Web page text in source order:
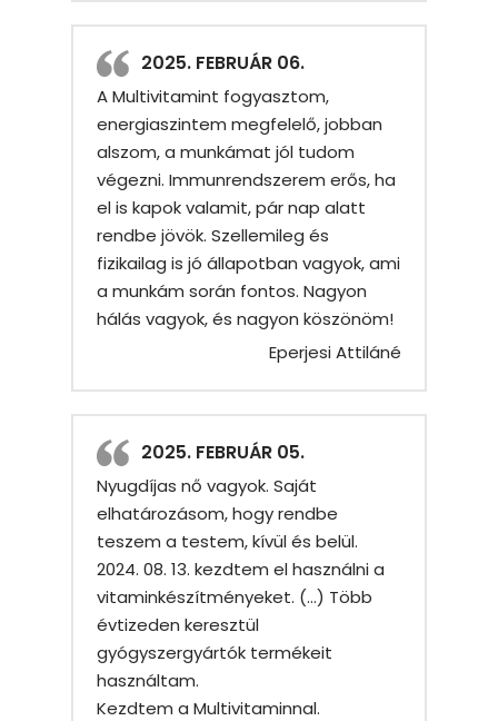
2025. FEBRUÁR 06.
A Multivitamint fogyasztom,
energiaszintem megfelelő, jobban
alszom, a munkámat jól tudom
végezni. Immunrendszerem erős, ha
el is kapok valamit, pár nap alatt
rendbe jövök. Szellemileg és
fizikailag is jó állapotban vagyok, ami
a munkám során fontos. Nagyon
hálás vagyok, és nagyon köszönöm!
Eperjesi Attiláné
2025. FEBRUÁR 05.
Nyugdíjas nő vagyok. Saját
elhatározásom, hogy rendbe
teszem a testem, kívül és belül.
2024. 08. 13. kezdtem el használni a
vitaminkészítményeket. (…) Több
évtizeden keresztül
gyógyszergyártók termékeit
használtam.
Kezdtem a Multivitaminnal.